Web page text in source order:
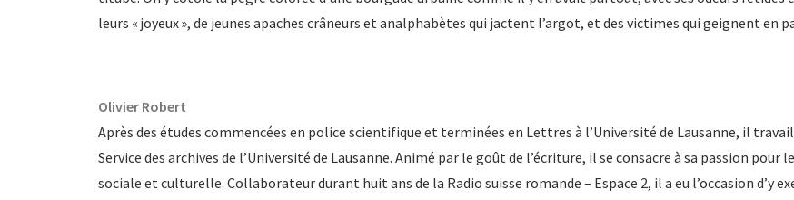
leurs « joyeux », de jeunes apaches crâneurs et analphabètes qui jactent l’argot, et des victimes qui geignent en
Olivier Robert
Après des études commencées en police scientifique et terminées en Lettres à l’Université de Lausanne, il
Service des archives de l’Université de Lausanne. Animé par le goût de l’écriture, il se consacre à sa passion pour
sociale et culturelle. Collaborateur durant huit ans de la Radio suisse romande – Espace 2, il a eu l’occasion d’y